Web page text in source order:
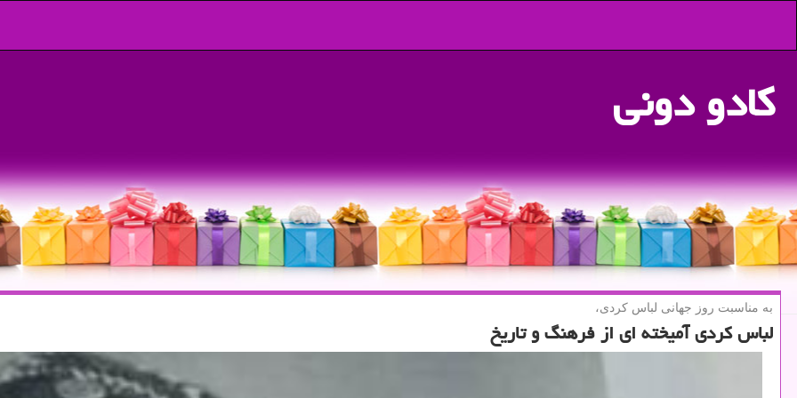
كادو دونی
به مناسبت روز جهانی لباس كردی،
لباس كردی آمیخته ای از فرهنگ و تاریخ